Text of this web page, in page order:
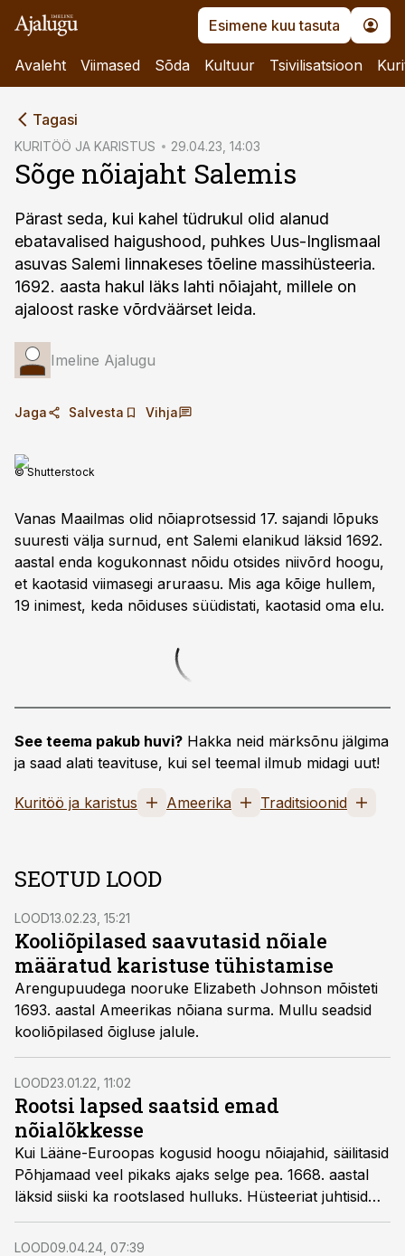
Esimene kuu tasuta
Avaleht Viimased Sõda Kultuur Tsivilisatsioon
Tagasi
KURITÖÖ JA KARISTUS 29.04.23, 14:03
Sõge nõiajaht Salemis
Pärast seda, kui kahel tüdrukul olid alanud
ebatavalised haigushood, puhkes Uus-Inglismaal
asuvas Salemi linnakeses tõeline massihüsteeria.
1692. aasta hakul läks lahti nõiajaht, millele on
ajaloost raske võrdväärset leida.
Imeline Ajalugu
Jaga Salvesta Vihja
© Shutterstock
Vanas Maailmas olid nõiaprotsessid 17. sajandi lõpuks
suuresti välja surnud, ent Salemi elanikud läksid 1692.
aastal enda kogukonnast nõidu otsides niivõrd hoogu,
et kaotasid viimasegi aruraasu. Mis aga kõige hullem,
19 inimest, keda nõiduses süüdistati, kaotasid oma elu.
See teema pakub huvi? Hakka neid märksõnu jälgima
ja saad alati teavituse, kui sel teemal ilmub midagi uut!
Kuritöö ja karistus Ameerika Traditsioonid
SEOTUD LOOD
LOOD13.02.23, 15:21
Kooliõpilased saavutasid nõiale
määratud karistuse tühistamise
Arengupuudega nooruke Elizabeth Johnson mõisteti
1693. aastal Ameerikas nõiana surma. Mullu seadsid
kooliõpilased õigluse jalule.
LOOD23.01.22, 11:02
Rootsi lapsed saatsid emad
nõialõkkesse
Kui Lääne-Euroopas kogusid hoogu nõiajahid, säilitasid
Põhjamaad veel pikaks ajaks selge pea. 1668. aastal
läksid siiski ka rootslased hulluks. Hüsteeriat juhtisid
lapsed, kes otsisid nõidu kõikjalt, isegi omaendi emade
seast.
LOOD09.04.24, 07:39